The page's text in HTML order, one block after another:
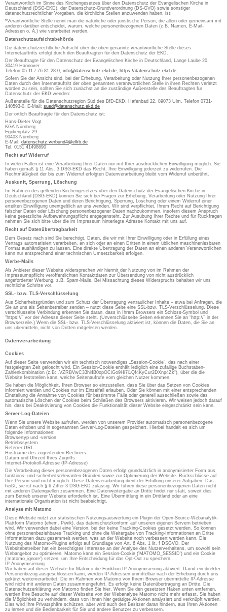
Verantwortlich im Sinne des Kirchengesetzes über den Datenschutz der Evangelischen Kirche in
Deutschland (DSG-EKD), der Datenschutz-Grundverordnung (DS-GVO) sowie sonstiger
datenschutzrechtlicher Vorgaben, die kirchliche Stellen anzuwenden haben, ist:
*Verantwortliche Stelle nennt man die natürliche oder juristische Person, die allein oder gemeinsam mit
anderen darüber entscheidet, warum, welche personenbezogenen Daten (z.B. Namen, E-Mail-
Adressen o. Ä.) wie verarbeitet werden.
Datenschutzaufsichtsbehörde
Die datenschutzrechtliche Aufsicht über die oben genannte verantwortliche Stelle dieses
Internetauftritts erfolgt durch den Beauftragten für den Datenschutz der EKD.
Der Beauftragte für den Datenschutz der Evangelischen Kirche in Deutschland, Lange Laube 20,
30419 Hannover
Telefon 05 11 / 76 81 28-0, info@datenschutz.ekd.de, https://datenschutz.ekd.de
Sofern Sie der Ansicht sind, bei der Erhebung, Verarbeitung oder Nutzung Ihrer personenbezogenen
Daten durch den Internetauftritt der oben genannten verantwortlichen Stelle in ihren Rechten verletzt
worden zu sein, sollten Sie sich zunächst an die zuständige Außenstelle des Beauftragten für
Datenschutz der EKD wenden:
Außenstelle für die Datenschutzregion Süd des BfD-EKD, Hafenbad 22, 89073 Ulm, Telefon 0731-
140593-0, E-Mail: sued@datenschutz.ekd.de
Der örtlich Beauftragte für den Datenschutz ist:
Hans-Dieter Vogt
KGA Nürnberg
Egidienplatz 29
90403 Nürnberg
E-Mail: datenschutz.verbund4@elkb.de
Tel. 0151 41498690
Recht auf Widerruf
In vielen Fällen ist eine Verarbeitung Ihrer Daten nur mit Ihrer ausdrücklichen Einwilligung möglich. Sie
haben gemäß § 11 Abs. 3 DSG-EKD das Recht, Ihre Einwilligung jederzeit zu widerrufen. Die
Rechtmäßigkeit der bis zum Widerruf erfolgten Datenverarbeitung bleibt vom Widerruf unberührt.
Auskunft, Sperrung, Löschung
Im Rahmen des geltenden Kirchengesetzes über den Datenschutz der Evangelischen Kirche in
Deutschland (DSG-EKD) können Sie sich bei Fragen zur Erhebung, Verarbeitung oder Nutzung Ihrer
personenbezogenen Daten und deren Berichtigung, Sperrung, Löschung oder einem Widerruf einer
erteilten Einwilligung unentgeltlich an uns wenden. Wir sind verpflichtet, Ihrem Recht auf Berichtigung
falscher Daten oder Löschung personenbezogener Daten nachzukommen, insofern diesem Anspruch
keine gesetzliche Aufbewahrungspflicht entgegensteht. Zur Ausübung Ihrer Rechte und für Rückfragen
nehmen Sie sich bitte über die im Impressum hinterlegte Adresse Kontakt mit uns auf.
Recht auf Datenübertragbarkeit
Dem Gesetz nach sind Sie berechtigt, Daten, die wir mit Ihrer Einwilligung oder in Erfüllung eines
Vertrags automatisiert verarbeiten, an sich oder an einen Dritten in einem üblichen maschinenlesbaren
Format aushändigen zu lassen. Eine direkte Übertragung der Daten an einen anderen Verantwortlichen
kann nur entsprechend einer technischen Umsetzbarkeit erfolgen.
Werbe-Mails
Als Anbieter dieser Website widersprechen wir hiermit der Nutzung von im Rahmen der
Impressumspflicht veröffentlichten Kontaktdaten zur Übersendung von nicht ausdrücklich
angeforderter Werbung, z.B. Spam-Mails. Bei Missachtung dieses Widerspruchs behalten wir uns
rechtliche Schritte vor.
SSL- bzw. TLS-Verschlüsselung
Aus Sicherheitsgründen und zum Schutz der Übertragung vertraulicher Inhalte – etwa bei Anfragen, die
Sie an uns als Seitenbetreiber senden – nutzt diese Seite eine SSL-bzw. TLS-Verschlüsselung. Diese
verschlüsselte Verbindung erkennen Sie daran, dass in Ihrem Browsers ein Schloss-Symbol und
“https://” vor der Adresse dieser Seite steht. (Unverschlüsselte Seiten erkennen Sie an “http://” in der
Browserzeile.) Wenn die SSL- bzw. TLS-Verschlüsselung aktiviert ist, können die Daten, die Sie an
uns übermitteln, nicht von Dritten mitgelesen werden.
Datenverarbeitung
Cookies
Auf dieser Seite verwenden wir ein technisch notwendiges „Session-Cookie“, das nach einer
festgelegten Zeit gelöscht wird. Ein Session-Cookie enthält lediglich eine zufällige Buchstaben-
Zahlenkombination (z.B: „VZRBVwC33hl4B0opOCiGo9Hi7i1Qf4KyCur2DXnp4Zk“), über die die
Website feststellen kann, welche Seitenaufrufe vom gleichen Nutzer kommen.
Sie haben die Möglichkeit, Ihren Browser so einzustellen, dass Sie über das Setzen von Cookies
informiert werden und Cookies nur im Einzelfall erlauben. Oder Sie können mit einer entsprechenden
Einstellung die Annahme von Cookies für bestimmte Fälle oder generell ausschließen sowie das
automatische Löschen der Cookies beim Schließen des Browsers aktivieren. Wir weisen jedoch darauf
hin, dass bei Deaktivierung von Cookies die Funktionalität dieser Website eingeschränkt sein kann.
Server-Log-Dateien
Wenn Sie unsere Website aufrufen, werden von unserem Provider automatisch personenbezogene
Daten erhoben und in sogenannten Server-Log-Dateien gespeichert. Hierbei handelt es sich um
folgende Informationen:
Browsertyp und -version
Betriebssystem
Referrer URL
Hostname des zugreifenden Rechners
Datum und Uhrzeit Ihres Zugriffs
Internet-Protokoll-Adresse (IP-Adresse)
Die Verarbeitung dieser personenbezogenen Daten erfolgt grundsätzlich in anonymisierter Form aus
funktions- und sicherheitsrelevanten Gründen sowie zur Optimierung der Website. Rückschlüsse auf
Ihre Person sind nicht möglich. Diese Datenverarbeitung dient der Erfüllung unserer Aufgaben. Das
heißt, sie ist nach § 6 Ziffer 3 DSG-EKD zulässig. Wir führen diese personenbezogenen Daten nicht
mit anderen Datenquellen zusammen. Eine Datenweitergabe an Dritte findet nur statt, soweit dies
zum Betrieb unserer Website erforderlich ist. Eine Übermittlung in ein Drittland oder an eine
internationale Organisation ist nicht beabsichtigt.
Analyse mit Matomo
Diese Website nutzt zur statistischen Nutzungsauswertung ein Plugin der Open-Source-Webanalytik-
Plattform Matomo (ehem. Piwik), das datenschutzkonform auf unseren eigenen Servern betrieben
wird. Wir verwenden dabei eine Version, bei der keine Tracking-Cookies gesetzt werden. So können
ohne personenbeziehbares Tracking und ohne die Weitergabe von Tracking-Informationen an Dritte
Informationen dazu gesammelt werden, was an der Website noch verbessert werden kann. Die
Nutzung des Matomo-Plugins erfolgt auf Grundlage von Art. 6 Abs. 1 lit. f DSGVO. Der
Websitebetreiber hat ein berechtigtes Interesse an der Analyse des Nutzerverhaltens, um sowohl sein
Webangebot zu optimieren. Matomo kann ein Session-Cookie ('MATOMO_SESSID') und ein Cookie
('matomo_ignore') setzen, um Ihre Entscheidung für das Opt-Out zu speichern.
IP Anonymisierung
Wir haben auf dieser Website für Matomo die Funktion IP-Anonymisierung aktiviert. Damit ein direkter
Personenbezug ausgeschlossen kann, werden IP-Adressen unmittelbar nach der Erhebung durch uns
gekürzt weiterverarbeitet. Die im Rahmen von Matomo von Ihrem Browser übermittelte IP-Adresse
wird nicht mit anderen Daten zusammengeführt. Es erfolgt keine Datenübertragung an Dritte. Die
Datenschutzerklärung von Matomo finden Sie hier. Wenn Sie den gesetzten Haken unten entfernen,
werden Ihre Besuche auf dieser Webseite von der Webanalyse Matomo nicht mehr erfasst. Sie haben
die Möglichkeit zu verhindern, dass von Ihnen hier getätigte Aktionen analysiert und verknüpft werden.
Dies wird Ihre Privatsphäre schützen, aber wird auch den Besitzer daran hindern, aus Ihren Aktionen
zu lernen und die Bedienbarkeit für Sie und andere Benutzer zu verbessern.